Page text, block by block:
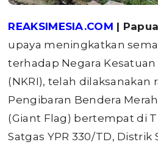
REAKSIMESIA.COM |
upaya meningkatkan
terhadap Negara
(NKRI), telah dilaksanakan
Pengibaran Bendera
(Giant Flag) bertempat di
Satgas YPR 330/TD,